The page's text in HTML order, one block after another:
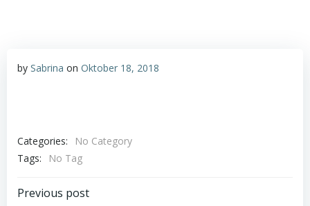
by Sabrina on Oktober 18, 2018
Categories:
No Category
Tags:
No Tag
Previous post